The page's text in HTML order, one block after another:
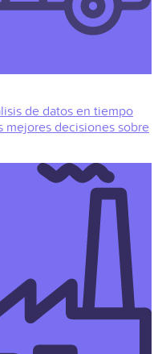
de datos en tiempo
mejores decisiones sobre